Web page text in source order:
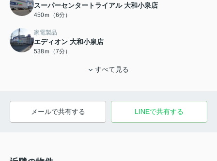
スーパーセンタートライアル 大和小泉店
450ｍ（6分）
家電製品
エディオン 大和小泉店
538ｍ（7分）
すべて見る
メールで共有する LINEで共有する